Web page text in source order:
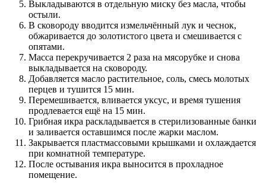
Выкладываются в отдельную миску без масла, чтобы
остыли.
В сковороду вводится измельчённый лук и чеснок,
обжаривается до золотистого цвета и смешивается с
опятами.
Масса перекручивается 2 раза на мясорубке и снова
выкладывается на сковороду.
Добавляется масло растительное, соль, смесь молотых
перцев и тушится 15 мин.
Перемешивается, вливается уксус, и время тушения
продлевается ещё на 15 мин.
Грибная икра раскладывается в стерилизованные банки
и заливается оставшимся после жарки маслом.
Закрывается пластмассовыми крышками и охлаждается
при комнатной температуре.
После остывания икра выносится в прохладное
помещение.